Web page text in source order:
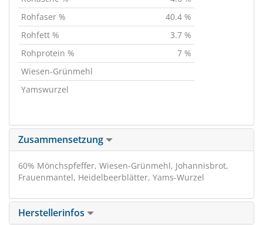
Rohfaser %
40.4 %
Rohfett %
3.7 %
Rohprotein %
7 %
Wiesen-Grünmehl
Yamswurzel
Zusammensetzung
60% Mönchspfeffer, Wiesen-Grünmehl, Johannisbrot,
Frauenmantel, Heidelbeerblätter, Yams-Wurzel
Herstellerinfos